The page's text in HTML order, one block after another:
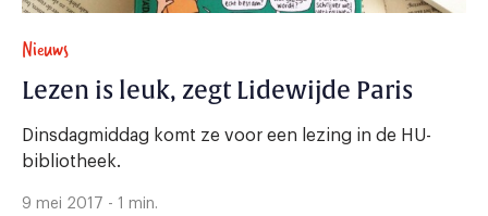
Nieuws
Lezen is leuk, zegt Lidewijde Paris
Dinsdagmiddag komt ze voor een lezing in de HU-
bibliotheek.
9 mei 2017 - 1 min.